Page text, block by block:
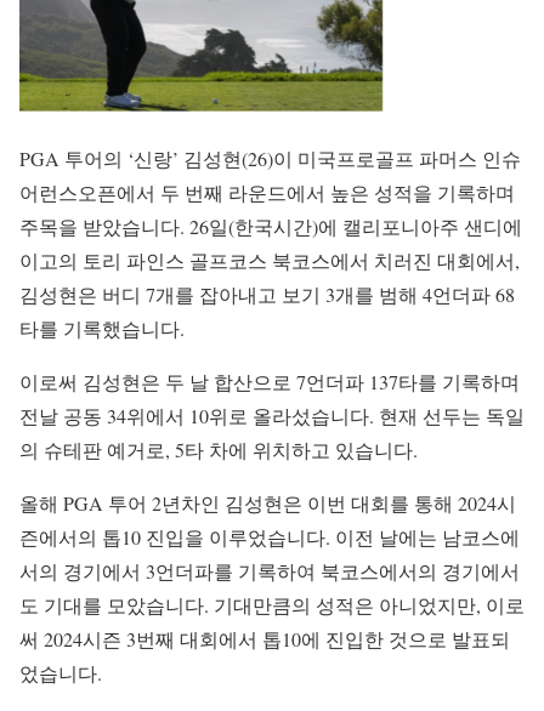
PGA 투어의 ‘신랑’ 김성현(26)이 미국프로골프 파머스 인슈
어런스오픈에서 두 번째 라운드에서 높은 성적을 기록하며
주목을 받았습니다. 26일(한국시간)에 캘리포니아주 샌디에
이고의 토리 파인스 골프코스 북코스에서 치러진 대회에서,
김성현은 버디 7개를 잡아내고 보기 3개를 범해 4언더파 68
타를 기록했습니다.
이로써 김성현은 두 날 합산으로 7언더파 137타를 기록하며
전날 공동 34위에서 10위로 올라섰습니다. 현재 선두는 독일
의 슈테판 예거로, 5타 차에 위치하고 있습니다.
올해 PGA 투어 2년차인 김성현은 이번 대회를 통해 2024시
즌에서의 톱10 진입을 이루었습니다. 이전 날에는 남코스에
서의 경기에서 3언더파를 기록하여 북코스에서의 경기에서
도 기대를 모았습니다. 기대만큼의 성적은 아니었지만, 이로
써 2024시즌 3번째 대회에서 톱10에 진입한 것으로 발표되
었습니다.